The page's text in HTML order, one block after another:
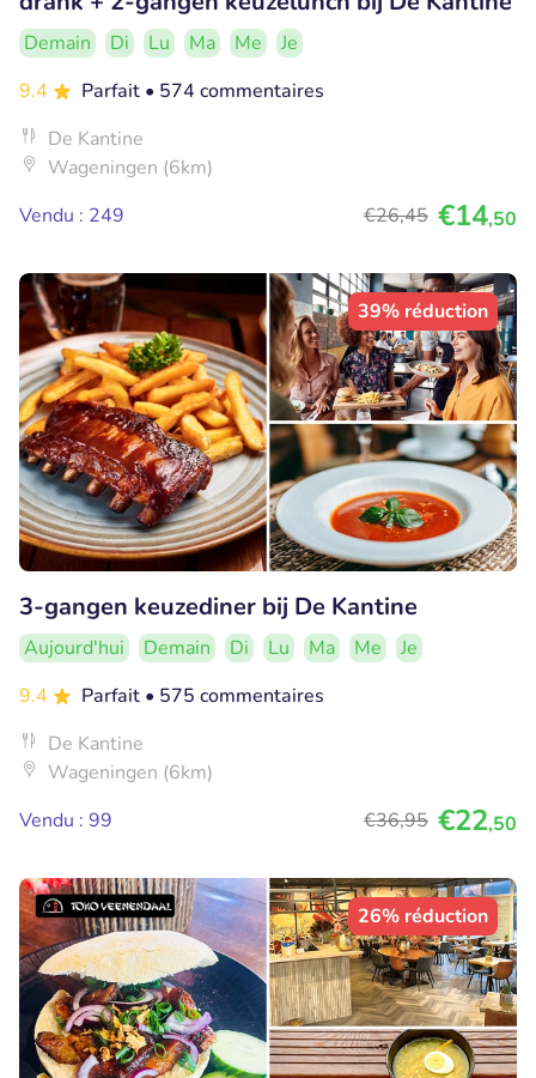
Demain Di Lu Ma Me
Je
9.4
Parfait • 574 commentaires
De Kantine
Wageningen (6km)
Vendu : 249
€26,45 €14,50
39% réduction
3-gangen keuzediner bij De Kantine
Aujourd'hui Demain Di Lu Ma Me
Je
9.4
Parfait • 575 commentaires
De Kantine
Wageningen (6km)
Vendu : 99
€36,95 €22,50
26% réduction